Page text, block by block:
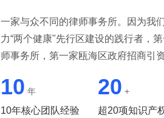
一家与众不同的律师事务所。因为我
力“两个健康"先行区建设的践行者，
师事务所，第一家瓯海区政府招商引
10 年
10年核心团队经验
20 +
超20项知识产